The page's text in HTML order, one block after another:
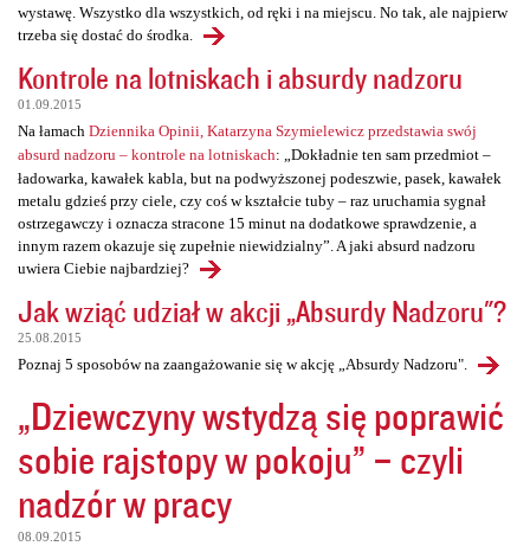
wystawę. Wszystko dla wszystkich, od ręki i na miejscu. No tak, ale najpierw
trzeba się dostać do środka.
Kontrole na lotniskach i absurdy nadzoru
01.09.2015
Na łamach Dziennika Opinii, Katarzyna Szymielewicz przedstawia swój
absurd nadzoru – kontrole na lotniskach: „Dokładnie ten sam przedmiot –
ładowarka, kawałek kabla, but na podwyższonej podeszwie, pasek, kawałek
metalu gdzieś przy ciele, czy coś w kształcie tuby – raz uruchamia sygnał
ostrzegawczy i oznacza stracone 15 minut na dodatkowe sprawdzenie, a
innym razem okazuje się zupełnie niewidzialny”. A jaki absurd nadzoru
uwiera Ciebie najbardziej?
Jak wziąć udział w akcji „Absurdy Nadzoru"?
25.08.2015
Poznaj 5 sposobów na zaangażowanie się w akcję „Absurdy Nadzoru".
„Dziewczyny wstydzą się poprawić
sobie rajstopy w pokoju” – czyli
nadzór w pracy
08.09.2015